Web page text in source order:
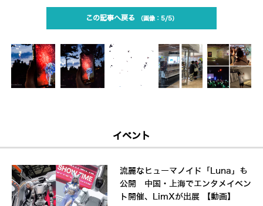
この記事へ戻る 5/5
イベント
流麗なヒューマノイド「Luna」も
公開 中国・上海でエンタメイベン
ト開催、LimXが出展 【動画】